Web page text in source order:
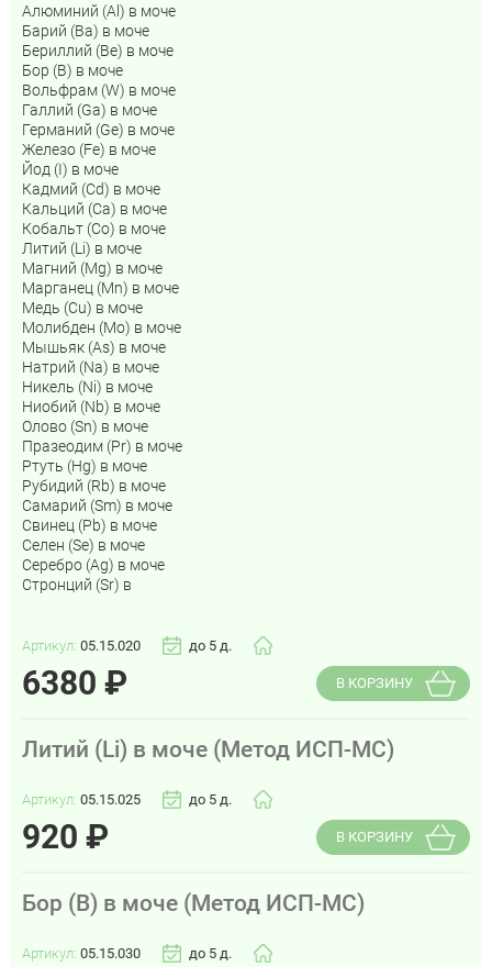
Алюминий (Al) в моче
Барий (Ba) в моче
Бериллий (Be) в моче
Бор (B) в моче
Вольфрам (W) в моче
Галлий (Ga) в моче
Германий (Ge) в моче
Железо (Fe) в моче
Йод (I) в моче
Кадмий (Cd) в моче
Кальций (Са) в моче
Кобальт (Co) в моче
Литий (Li) в моче
Магний (Mg) в моче
Марганец (Mn) в моче
Медь (Cu) в моче
Молибден (Mo) в моче
Мышьяк (As) в моче
Натрий (Na) в моче
Никель (Ni) в моче
Ниобий (Nb) в моче
Олово (Sn) в моче
Празеодим (Pr) в моче
Ртуть (Hg) в моче
Рубидий (Rb) в моче
Самарий (Sm) в моче
Свинец (Pb) в моче
Селен (Se) в моче
Серебро (Ag) в моче
Стронций (Sr) в
Артикул: 05.15.020 до 5 д.
6380 ₽ В КОРЗИНУ
Литий (Li) в моче (Метод ИСП-МС)
Артикул: 05.15.025 до 5 д.
920 ₽ В КОРЗИНУ
Бор (B) в моче (Метод ИСП-МС)
Артикул: 05.15.030 до 5 д.